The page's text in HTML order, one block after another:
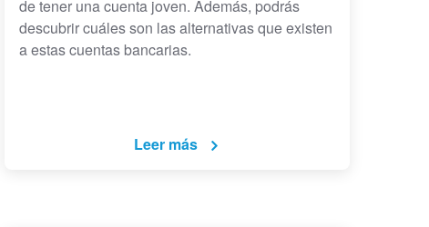
de tener una cuenta joven. Además, podrás
descubrir cuáles son las alternativas que existen
a estas cuentas bancarias.
Leer más